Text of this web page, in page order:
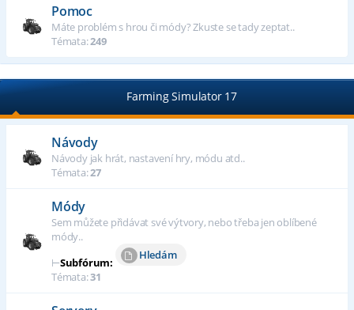
Pomoc
Máte problém s hrou či módy? Zkuste se tady zeptat..
Témata:249
Farming Simulator 17
Návody
Návody jak hrát, nastavení hry, módu atd..
Témata:27
Módy
Sem můžete přidávat své výtvory, nebo třeba jen oblíbené
módy..
⊢Subfórum:
Hledám
Témata:31